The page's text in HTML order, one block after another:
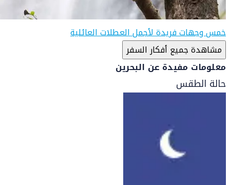
خمس وجهات فريدة لأجمل العطلات العائلية
مشاهدة جميع أفكار السفر
معلومات مفيدة عن البحرين
حالة الطقس